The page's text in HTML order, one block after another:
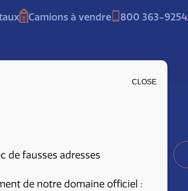
Camions à vendre 800 363-9254
Documents utiles
de fausses adresses
de notre domaine officiel :
CLOSE